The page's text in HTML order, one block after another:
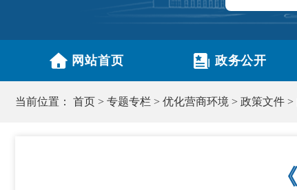
网站首页 政务公开
当前位置： 首页 > 专题专栏 > 优化营商环境 > 政策文件 >